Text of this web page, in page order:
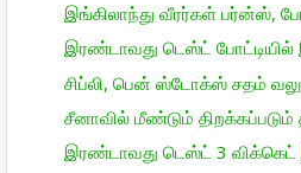
இங்கிலாந்து வீரர்கள் பர்ன்ஸ்,
இரண்டாவது டெஸ்ட் போட்டியில்
சிப்லி, பென் ஸ்டோக்ஸ் சதம்
சீனாவில் மீண்டும் திறக்கப்படும்
இரண்டாவது டெஸ்ட் 3 விக்கெட்